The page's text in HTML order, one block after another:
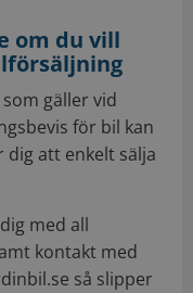
om du vill
gäller vid
för bil kan
dig att enkelt sälja
med all
kontakt med
så slipper